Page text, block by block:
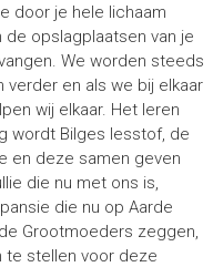
door je hele lichaam
opslagplaatsen van je
We worden steeds
verder en als we bij elkaar
wij elkaar. Het leren
wordt Bilges lesstof, de
en deze samen geven
die nu met ons is,
die nu op Aarde
Grootmoeders zeggen,
stellen voor deze